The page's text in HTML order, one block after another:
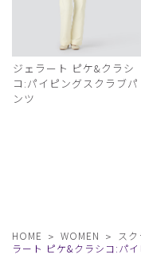
ジェラート ピケ&クラシ
コ:パイピングスクラブパ
ンツ
HOME WOMEN ス
ラート ピケ&クラシコ:パ